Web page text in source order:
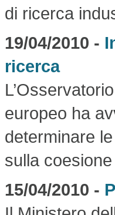
di ricerca
19/04/2010 -
ricerca
europeo ha
determinare
sulla
15/04/2010 -